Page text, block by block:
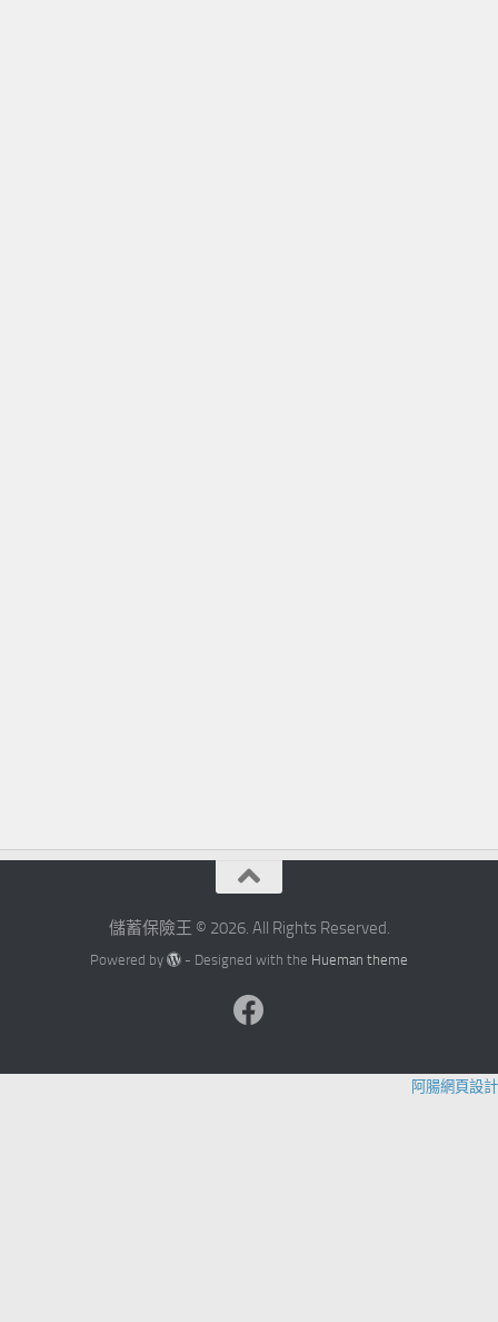
儲蓄保險王 © 2026. All Rights Reserved.
Powered by - Designed with the Hueman theme
阿腸網頁設計